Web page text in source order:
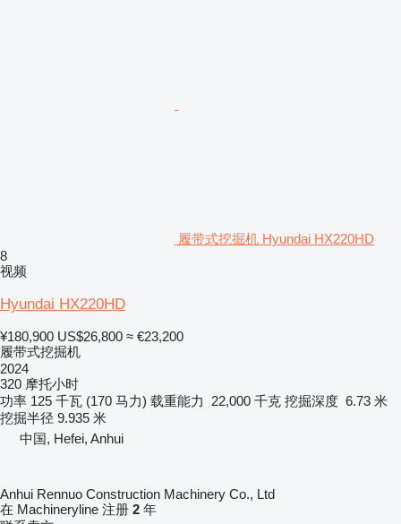
履带式挖掘机 Hyundai HX220HD
8
视频
Hyundai HX220HD
¥180,900 US$26,800 ≈ €23,200
履带式挖掘机
2024
320 摩托小时
功率 125 千瓦 (170 马力) 载重能力 22,000 千克 挖掘深度 6.73 米
挖掘半径 9.935 米
中国, Hefei, Anhui
Anhui Rennuo Construction Machinery Co., Ltd
在 Machineryline 注册 2 年